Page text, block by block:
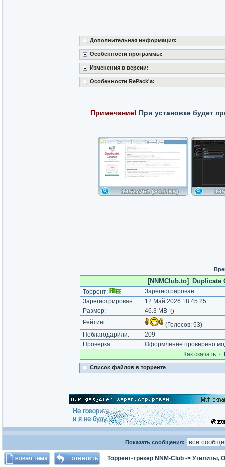
Дополнительная информация:
Особенности программы:
Изменения в версии:
Особенности RePack'a:
Примечание! При установке будет
[NNMClub.to]_Duplicate
Торрент:
Зарегистрирован
Зарегистрирован:
12 Май 2026 18:45:25
Размер:
46.3 MB ()
Рейтинг: (Голосов: 53)
Поблагодарили:
209
Проверка:
Оформление проверено
Как cкачать·
Список файлов в торренте
Показать сообщения:
Торрент-трекер NNM-Club -> Утилиты,